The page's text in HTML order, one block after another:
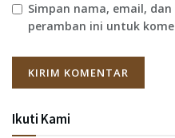
Simpan nama, email,
peramban ini untuk
Ikuti Kami